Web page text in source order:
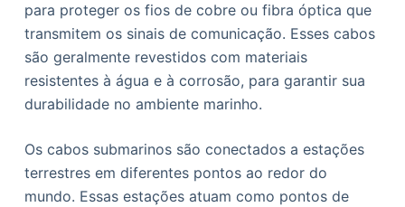
para proteger os fios de cobre ou fibra óptica que
transmitem os sinais de comunicação. Esses cabos
são geralmente revestidos com materiais
resistentes à água e à corrosão, para garantir sua
durabilidade no ambiente marinho.
Os cabos submarinos são conectados a estações
terrestres em diferentes pontos ao redor do
mundo. Essas estações atuam como pontos de